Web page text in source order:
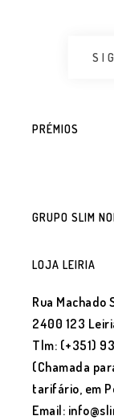
PRÉMIOS
GRUPO SLIM
LOJA LEIRIA
Rua Machado
2400 123
Tlm: (+351)
(Chamada
tarifário, em
Email: